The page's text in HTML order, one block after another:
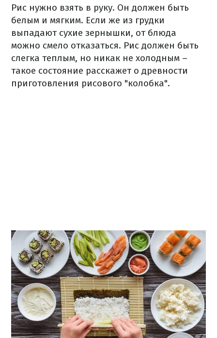
Рис нужно взять в руку. Он должен быть
белым и мягким. Если же из грудки
выпадают сухие зернышки, от блюда
можно смело отказаться. Рис должен быть
слегка теплым, но никак не холодным –
такое состояние расскажет о древности
приготовления рисового "колобка".